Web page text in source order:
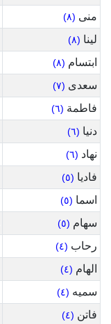
منى (٨)
لينا (٨)
ابتسام (٨)
سعدى (٧)
فاطمة (٦)
دنيا (٦)
نهاد (٦)
فاديا (٥)
اسما (٥)
سهام (٥)
رحاب (٤)
الهام (٤)
سميه (٤)
فاتن (٤)